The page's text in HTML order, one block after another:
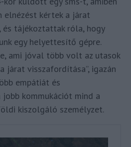
elnézést kértek a járat
tájékoztattak róla, hogy
egy helyettesítő gépre.
ami jóval több volt az utasok
járat visszafordítása”, igazán
empátiát és
kommukációt mind a
kiszolgáló személyzet.